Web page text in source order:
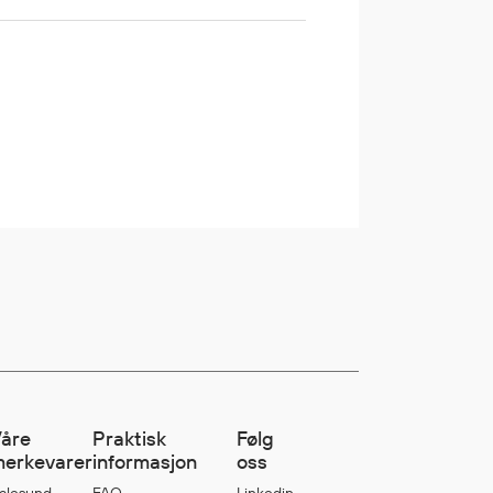
Praktisk
informasjon
Følg
oss